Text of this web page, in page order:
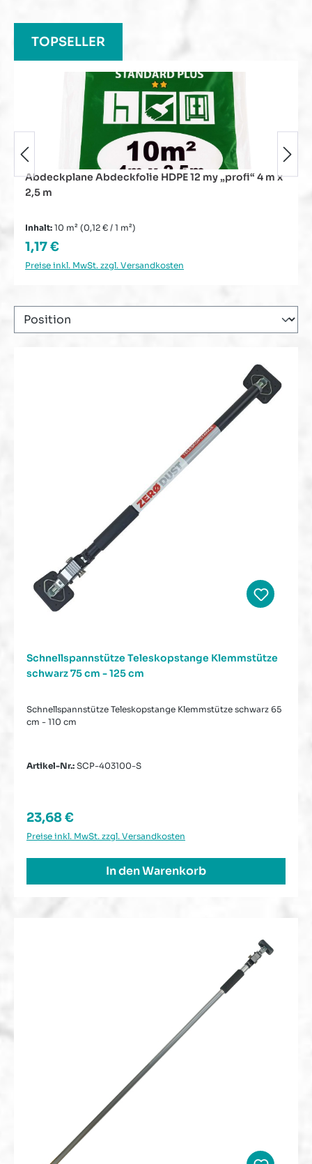
TOPSELLER
Abdeckplane Abdeckfolie HDPE 12 my „profi“ 4 m x
2,5 m
Inhalt: 10 m² (0,12 € / 1 m²)
Regulärer Preis:
1,17 €
Preise inkl. MwSt. zzgl. Versandkosten
Schnellspannstütze Teleskopstange Klemmstütze
schwarz 75 cm - 125 cm
Schnellspannstütze Teleskopstange Klemmstütze schwarz 65
cm - 110 cm
Artikel-Nr.: SCP-403100-S
Regulärer Preis:
23,68 €
Preise inkl. MwSt. zzgl. Versandkosten
In den Warenkorb